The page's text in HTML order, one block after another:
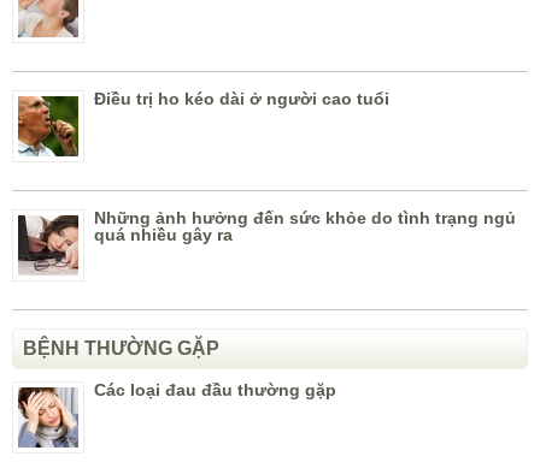
Điều trị ho kéo dài ở người cao tuổi
Những ảnh hưởng đến sức khỏe do tình trạng ngủ
quá nhiều gây ra
BỆNH THƯỜNG GẶP
Các loại đau đầu thường gặp